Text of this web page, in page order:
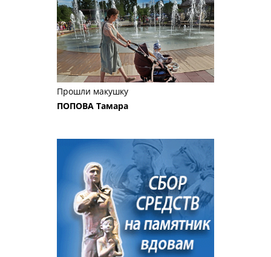
Прошли макушку
ПОПОВА Тамара